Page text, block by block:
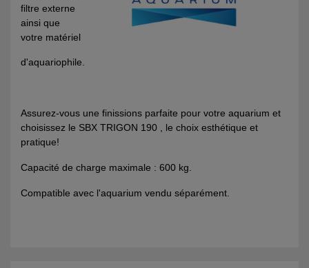
filtre externe
ainsi que
votre matériel
d'aquariophile.
Assurez-vous une finissions parfaite pour votre aquarium et
choisissez le SBX TRIGON 190 , le choix esthétique et
pratique!
Capacité de charge maximale : 600 kg.
Compatible avec l'aquarium vendu séparément.